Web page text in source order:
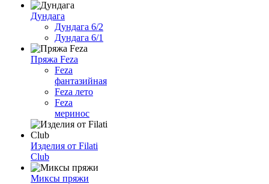
Дундага
Дундага 6/2
Дундага 6/1
Пряжа Feza
Feza
фантазийная
Feza лето
Feza
меринос
Изделия от Filati
Club
Миксы пряжи